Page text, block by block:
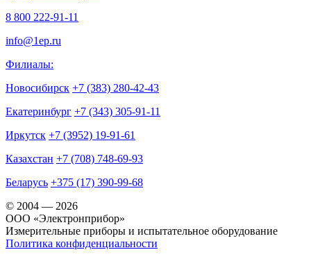
8 800 222-91-11
info@1ep.ru
Филиалы:
Новосибирск +7 (383) 280-42-43
Екатеринбург +7 (343) 305-91-11
Иркутск +7 (3952) 19-91-61
Казахстан +7 (708) 748-69-93
Беларусь +375 (17) 390-99-68
© 2004 — 2026
OOO «Электронприбор»
Измерительные приборы и испытательное оборудование
Политика конфиденциальности